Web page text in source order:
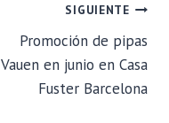
SIGUIENTE
Promoción de pipas
Vauen en junio en Casa
Fuster Barcelona